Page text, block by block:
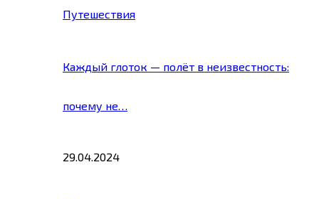
Путешествия
Каждый глоток — полёт в неизвестность:
почему не…
29.04.2024